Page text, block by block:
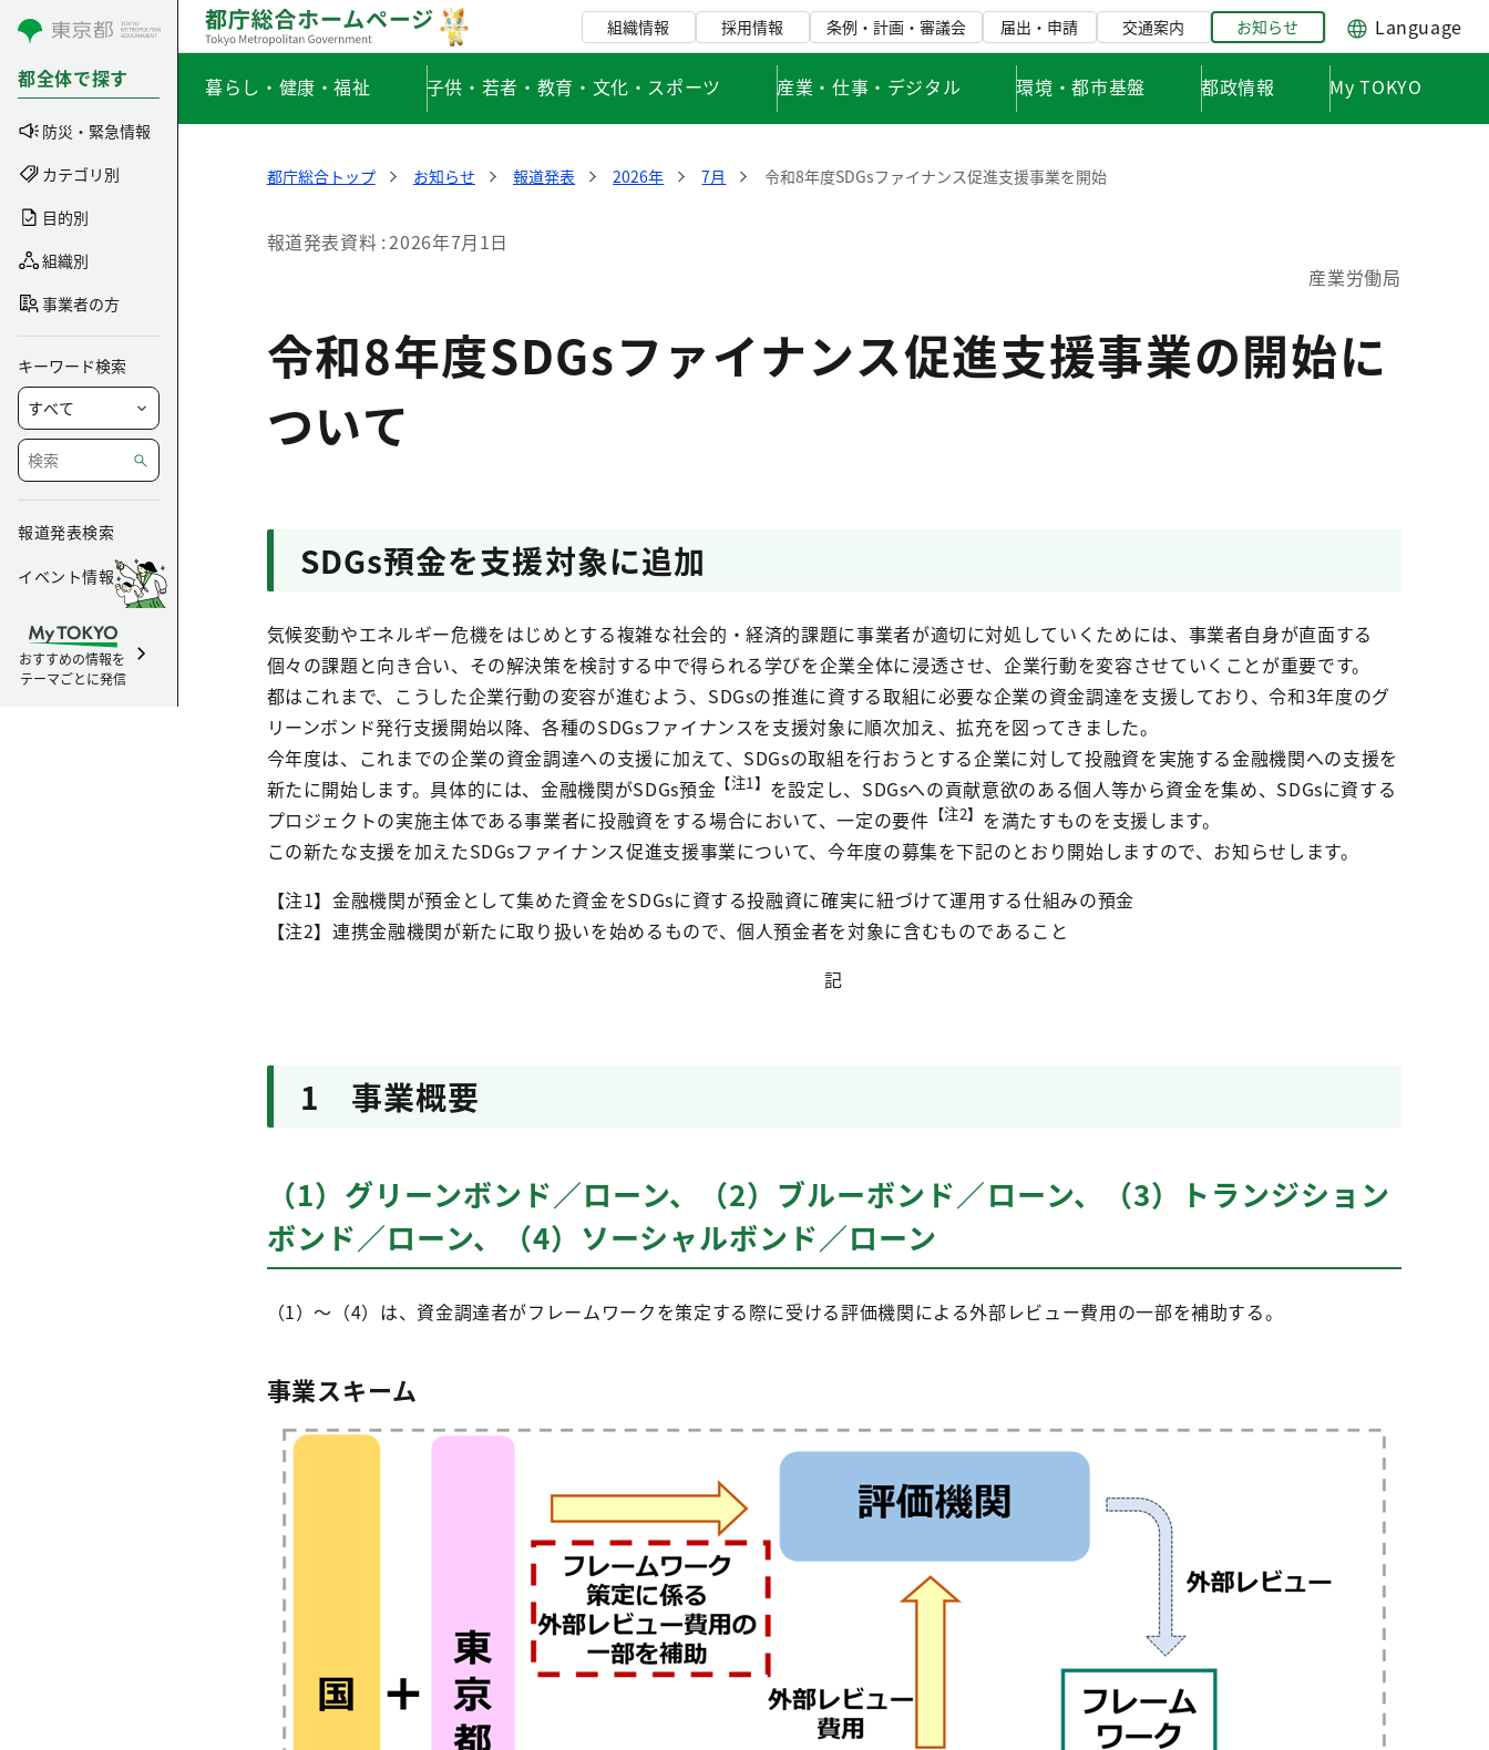
コンテンツにスキップ
都全体で探す
防災・緊急情報
カテゴリ別
目的別
組織別
事業者の方
キーワード検索
報道発表検索
イベント情報
おすすめの情報を
テーマごとに発信
組織情報 採用情報 条例・計画・審議会 届出・申請 交通案内 お知らせ Language
暮らし・健康・福祉 子供・若者・教育・文化・スポーツ 産業・仕事・デジタル 環境・都市基盤 都政情報 My TOKYO
都庁総合トップ お知らせ 報道発表 2026年 7月 令和8年度SDGsファイナンス促進支援事業を開始
報道発表資料 2026年7月1日
産業労働局
令和8年度SDGsファイナンス促進支援事業の開始に
ついて
SDGs預金を支援対象に追加
気候変動やエネルギー危機をはじめとする複雑な社会的・経済的課題に事業者が適切に対処していくためには、事業者自身が直面する
個々の課題と向き合い、その解決策を検討する中で得られる学びを企業全体に浸透させ、企業行動を変容させていくことが重要です。
都はこれまで、こうした企業行動の変容が進むよう、SDGsの推進に資する取組に必要な企業の資金調達を支援しており、令和3年度のグ
リーンボンド発行支援開始以降、各種のSDGsファイナンスを支援対象に順次加え、拡充を図ってきました。
今年度は、これまでの企業の資金調達への支援に加えて、SDGsの取組を行おうとする企業に対して投融資を実施する金融機関への支援を
新たに開始します。具体的には、金融機関がSDGs預金 【注1】 を設定し、SDGsへの貢献意欲のある個人等から資金を集め、SDGsに資する
プロジェクトの実施主体である事業者に投融資をする場合において、一定の要件 【注2】 を満たすものを支援します。
この新たな支援を加えたSDGsファイナンス促進支援事業について、今年度の募集を下記のとおり開始しますので、お知らせします。
【注1】金融機関が預金として集めた資金をSDGsに資する投融資に確実に紐づけて運用する仕組みの預金
【注2】連携金融機関が新たに取り扱いを始めるもので、個人預金者を対象に含むものであること
記
1 事業概要
（1）グリーンボンド／ローン、（2）ブルーボンド／ローン、（3）トランジション
ボンド／ローン、（4）ソーシャルボンド／ローン
（1）～（4）は、資金調達者がフレームワークを策定する際に受ける評価機関による外部レビュー費用の一部を補助する。
事業スキーム